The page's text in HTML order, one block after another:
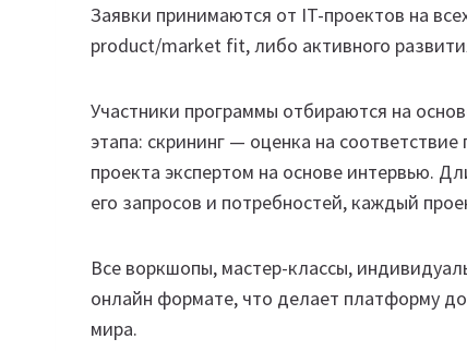
Заявки принимаются от IT-проектов на
product/market fit, либо активного
Участники программы отбираются на
этапа: скрининг — оценка на
проекта экспертом на основе интервью.
его запросов и потребностей, каждый
Все воркшопы, мастер-классы,
онлайн формате, что делает платформу
мира.